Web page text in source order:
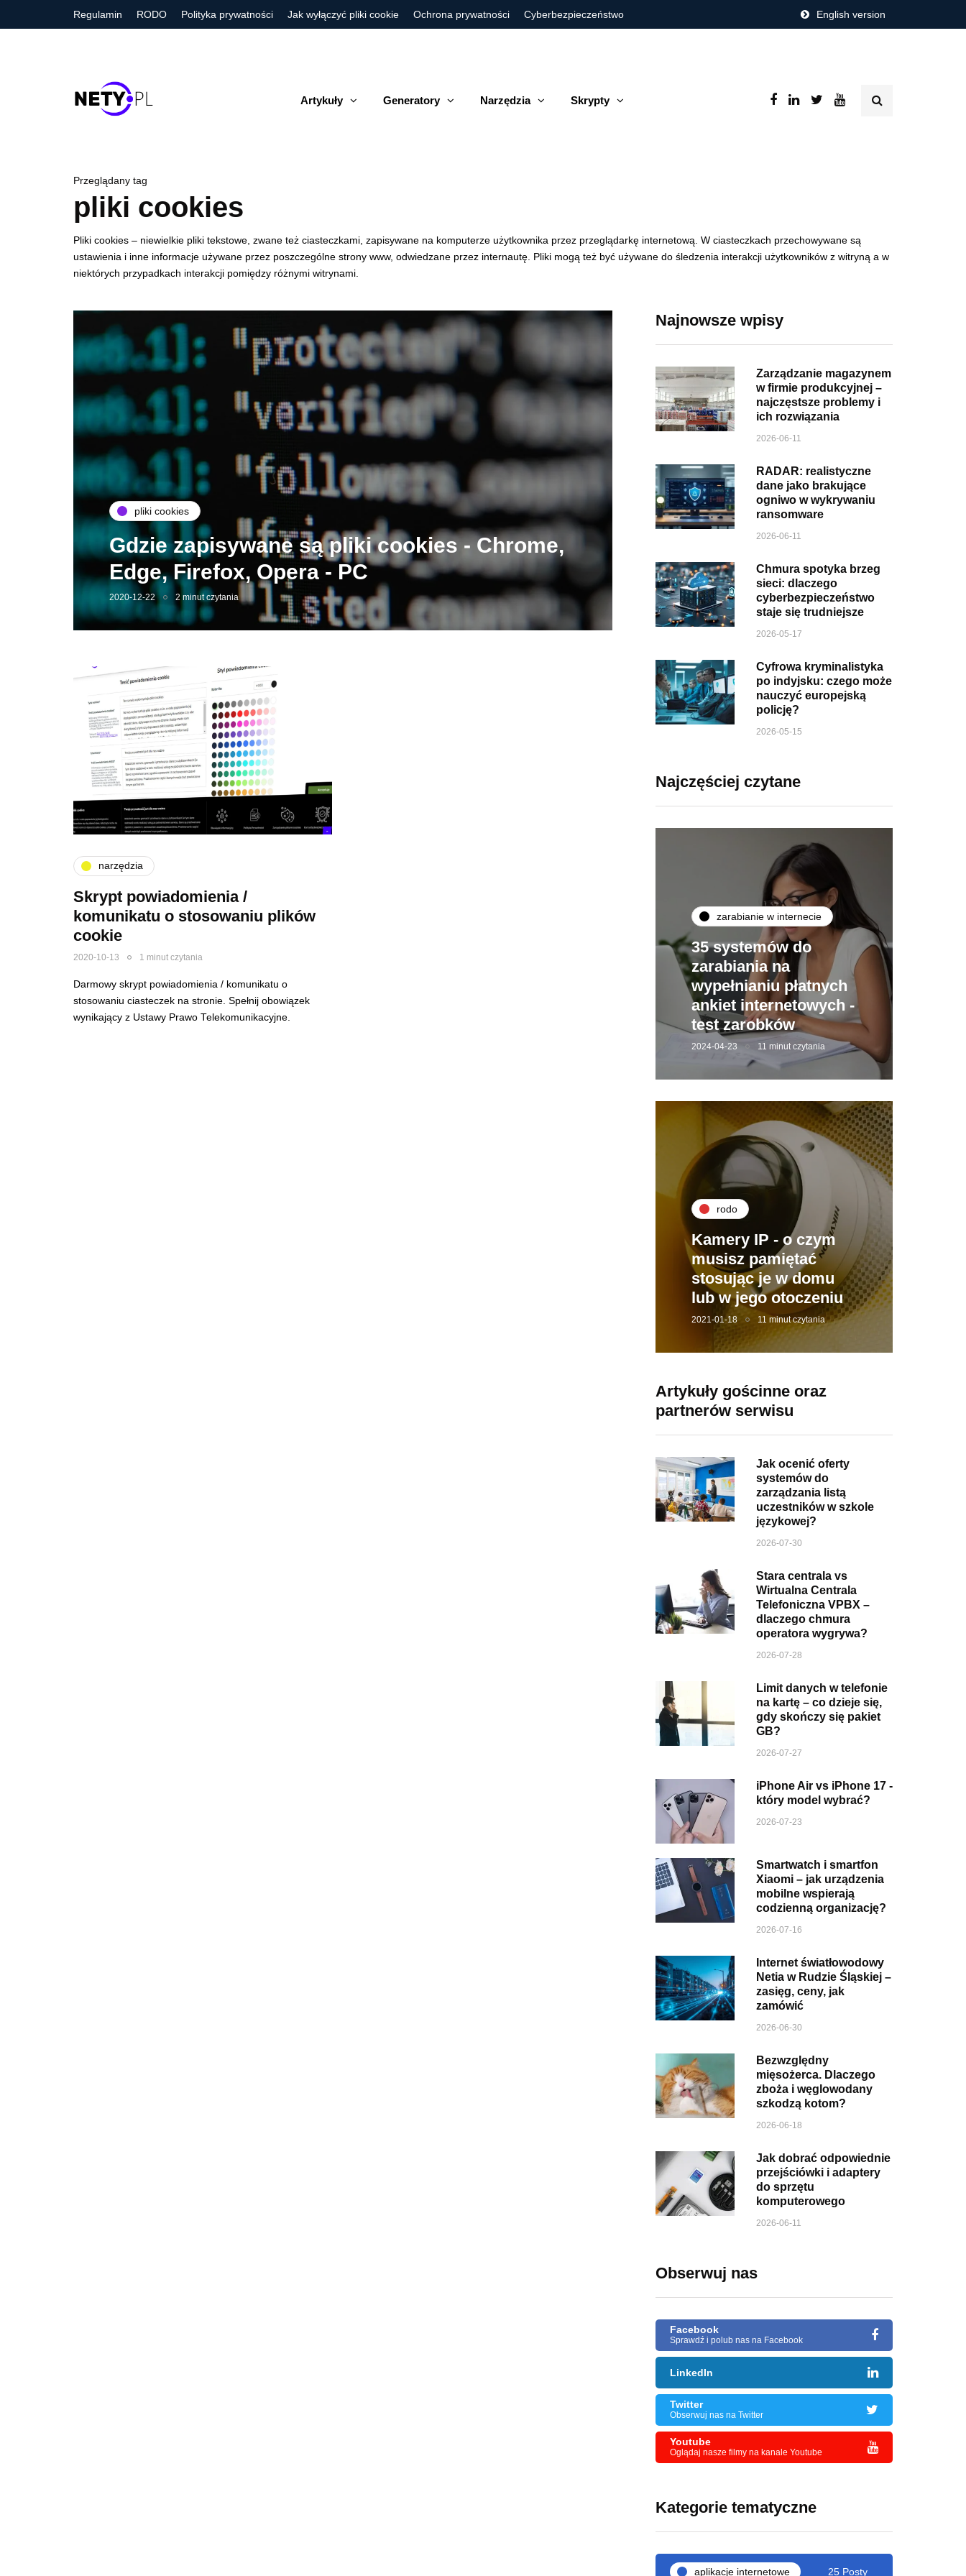
Regulamin RODO Polityka prywatności Jak wyłączyć pliki cookie Ochrona prywatności Cyberbezpieczeństwo English version
Artykuły Generatory Narzędzia Skrypty
Przeglądany tag
pliki cookies
Pliki cookies – niewielkie pliki tekstowe, zwane też ciasteczkami, zapisywane na komputerze użytkownika przez przeglądarkę internetową. W ciasteczkach przechowywane są
ustawienia i inne informacje używane przez poszczególne strony www, odwiedzane przez internautę. Pliki mogą też być używane do śledzenia interakcji użytkowników z witryną a w
niektórych przypadkach interakcji pomiędzy różnymi witrynami.
pliki cookies
Gdzie zapisywane są pliki cookies - Chrome,
Edge, Firefox, Opera - PC
2020-12-22 2 minut czytania
narzędzia
Skrypt powiadomienia /
komunikatu o stosowaniu plików
cookie
2020-10-13 1 minut czytania
Darmowy skrypt powiadomienia / komunikatu o
stosowaniu ciasteczek na stronie. Spełnij obowiązek
wynikający z Ustawy Prawo Telekomunikacyjne.
Najnowsze wpisy
Zarządzanie magazynem
w firmie produkcyjnej –
najczęstsze problemy i
ich rozwiązania
2026-06-11
RADAR: realistyczne
dane jako brakujące
ogniwo w wykrywaniu
ransomware
2026-06-11
Chmura spotyka brzeg
sieci: dlaczego
cyberbezpieczeństwo
staje się trudniejsze
2026-05-17
Cyfrowa kryminalistyka
po indyjsku: czego może
nauczyć europejską
policję?
2026-05-15
Najczęściej czytane
zarabianie w internecie
35 systemów do
zarabiania na
wypełnianiu płatnych
ankiet internetowych -
test zarobków
2024-04-23 11 minut czytania
rodo
Kamery IP - o czym
musisz pamiętać
stosując je w domu
lub w jego otoczeniu
2021-01-18 11 minut czytania
Artykuły gościnne oraz
partnerów serwisu
Jak ocenić oferty
systemów do
zarządzania listą
uczestników w szkole
językowej?
2026-07-30
Stara centrala vs
Wirtualna Centrala
Telefoniczna VPBX –
dlaczego chmura
operatora wygrywa?
2026-07-28
Limit danych w telefonie
na kartę – co dzieje się,
gdy skończy się pakiet
GB?
2026-07-27
iPhone Air vs iPhone 17 -
który model wybrać?
2026-07-23
Smartwatch i smartfon
Xiaomi – jak urządzenia
mobilne wspierają
codzienną organizację?
2026-07-16
Internet światłowodowy
Netia w Rudzie Śląskiej –
zasięg, ceny, jak
zamówić
2026-06-30
Bezwzględny
mięsożerca. Dlaczego
zboża i węglowodany
szkodzą kotom?
2026-06-18
Jak dobrać odpowiednie
przejściówki i adaptery
do sprzętu
komputerowego
2026-06-11
Obserwuj nas
Facebook
Sprawdź i polub nas na Facebook
LinkedIn
Twitter
Obserwuj nas na Twitter
Youtube
Oglądaj nasze filmy na kanale Youtube
Kategorie tematyczne
aplikacje internetowe 25 Posty